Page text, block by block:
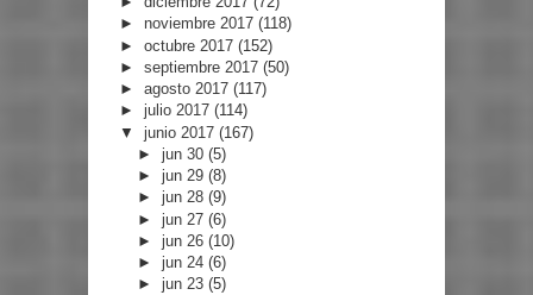
► noviembre 2017 (118)
► octubre 2017 (152)
► septiembre 2017 (50)
► agosto 2017 (117)
► julio 2017 (114)
▼ junio 2017 (167)
►jun 30(5)
►jun 29(8)
►jun 28(9)
►jun 27(6)
►jun 26(10)
►jun 24(6)
►jun 23(5)